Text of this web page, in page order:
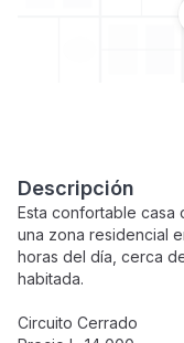
Descripción
Esta confortable casa
una zona residencial
horas del día, cerca
habitada.
Circuito Cerrado